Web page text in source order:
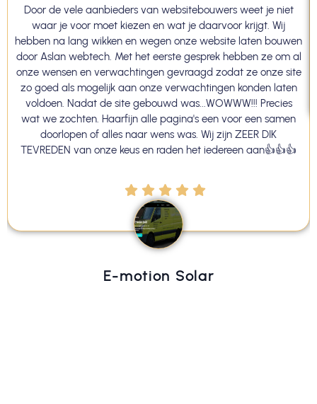
E-motion Solar
Door de vele aanbieders van websitebouwers weet je niet
waar je voor moet kiezen en wat je daarvoor krijgt. Wij
hebben na lang wikken en wegen onze website laten bouwen
door Aslan webtech. Met het eerste gesprek hebben ze om al
onze wensen en verwachtingen gevraagd zodat ze onze site
zo goed als mogelijk aan onze verwachtingen konden laten
voldoen. Nadat de site gebouwd was...WOWWW!!! Precies
wat we zochten. Haarfijn alle pagina's een voor een samen
doorlopen of alles naar wens was. Wij zijn ZEER DIK
TEVREDEN van onze keus en raden het iedereen aan👍👍👍